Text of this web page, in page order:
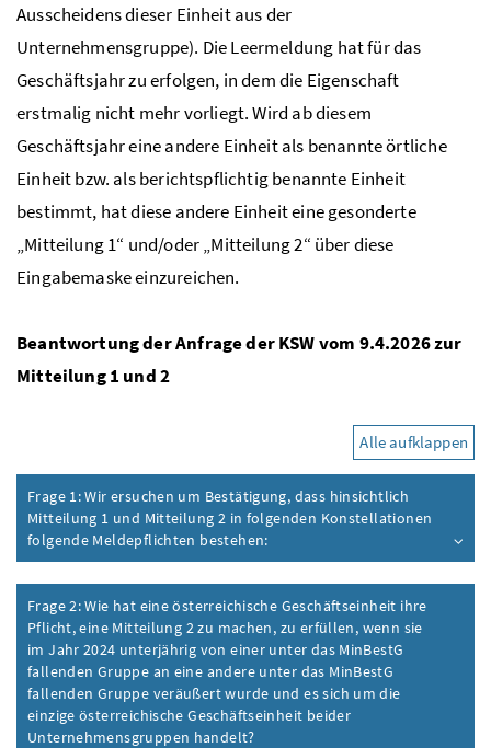
Ausscheidens dieser Einheit aus der
Unternehmensgruppe). Die Leermeldung hat für das
Geschäftsjahr zu erfolgen, in dem die Eigenschaft
erstmalig nicht mehr vorliegt. Wird ab diesem
Geschäftsjahr eine andere Einheit als benannte örtliche
Einheitbzw. als berichtspflichtig benannte Einheit
bestimmt, hat diese andere Einheit eine gesonderte
„Mitteilung 1“ und/oder „Mitteilung 2“ über diese
Eingabemaske einzureichen.
Beantwortung der Anfrage derKSWvom 9.4.2026 zur
Mitteilung 1 und 2
Alle aufklappen
Frage 1: Wir ersuchen um Bestätigung, dass hinsichtlich
Mitteilung 1 und Mitteilung 2 in folgenden Konstellationen
folgende Meldepflichten bestehen:
Frage 2: Wie hat eine österreichische Geschäftseinheit ihre
Pflicht, eine Mitteilung 2 zu machen, zu erfüllen, wenn sie
im Jahr 2024 unterjährig von einer unter das MinBestG
fallenden Gruppe an eine andere unter das MinBestG
fallenden Gruppe veräußert wurde und es sich um die
einzige österreichische Geschäftseinheit beider
Unternehmensgruppen handelt?